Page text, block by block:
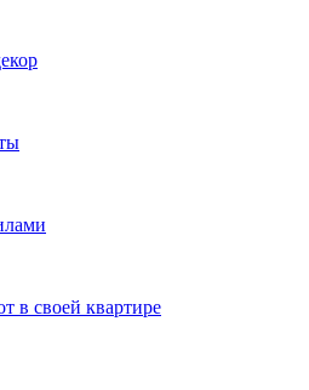
в своей квартире